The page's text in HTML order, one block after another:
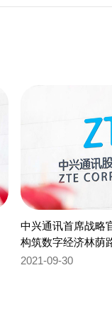
中兴通讯首席战略
构筑数字经济林荫
2021-09-30